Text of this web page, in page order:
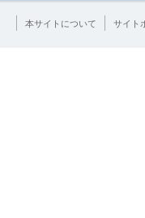
本サイトについて サイト